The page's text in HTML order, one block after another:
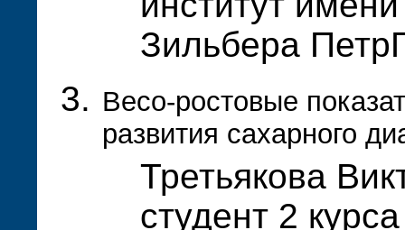
Зильбера
Весо-ростовые
развития сахарного
Третьякова
студент 2